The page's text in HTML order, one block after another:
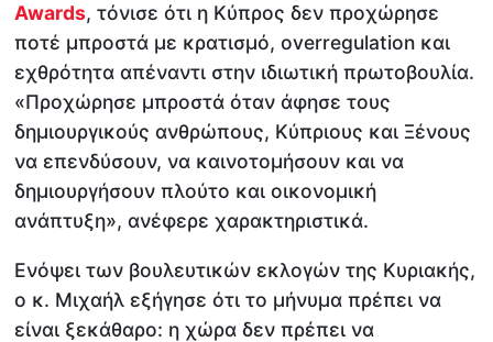
Awards, τόνισε ότι η Κύπρος δεν προχώρησε
ποτέ μπροστά με κρατισμό, overregulation και
εχθρότητα απέναντι στην ιδιωτική πρωτοβουλία.
«Προχώρησε μπροστά όταν άφησε τους
δημιουργικούς ανθρώπους, Κύπριους και Ξένους
να επενδύσουν, να καινοτομήσουν και να
δημιουργήσουν πλούτο και οικονομική
ανάπτυξη», ανέφερε χαρακτηριστικά.
Ενόψει των βουλευτικών εκλογών της Κυριακής,
ο κ. Μιχαήλ εξήγησε ότι το μήνυμα πρέπει να
είναι ξεκάθαρο: η χώρα δεν πρέπει να